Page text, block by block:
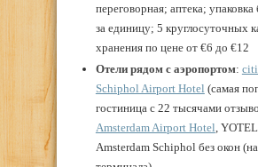
переговорная; аптека;
за единицу; 5 круглосуточных
хранения по цене от €6 до €12
Отели рядом с аэропортом:
Schiphol Airport Hotel (самая
гостиница с 22 тысячами
Amsterdam Airport Hotel,
Amsterdam Schiphol без окон